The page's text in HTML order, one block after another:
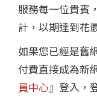
服務每一位貴賓
計，以期達到花
如果您已經是舊
付費直接成為新
員中心』登入，